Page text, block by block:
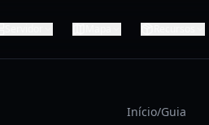
Início/Guia